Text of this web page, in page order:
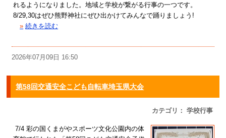
れるようになりました。地域と学校が繋がる行事の一つです。
8/29,30はぜひ熊野神社にぜひ出かけてみんなで踊りましょう!
» 続きを読む
2026年07月09日 16:50
第58回交通安全こども自転車埼玉県大会
カテゴリ： 学校行事
7/4 彩の国くまがやスポーツ文化公園内の体